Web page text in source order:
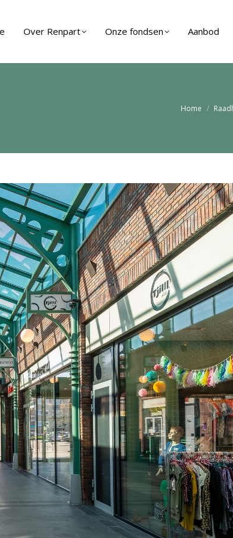
Over Renpart Onze fondsen Aanbod
Je bent hier:
Home